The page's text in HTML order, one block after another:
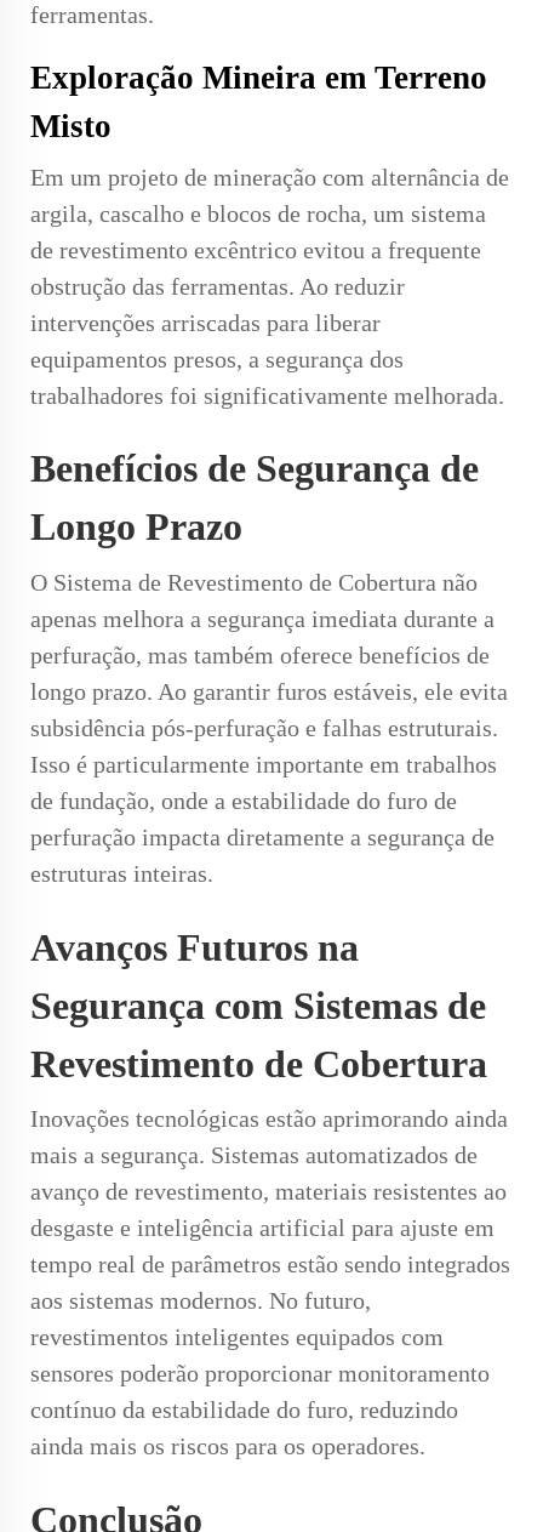
ferramentas.
Exploração Mineira em Terreno
Misto
Em um projeto de mineração com alternância de
argila, cascalho e blocos de rocha, um sistema
de revestimento excêntrico evitou a frequente
obstrução das ferramentas. Ao reduzir
intervenções arriscadas para liberar
equipamentos presos, a segurança dos
trabalhadores foi significativamente melhorada.
Benefícios de Segurança de
Longo Prazo
O Sistema de Revestimento de Cobertura não
apenas melhora a segurança imediata durante a
perfuração, mas também oferece benefícios de
longo prazo. Ao garantir furos estáveis, ele evita
subsidência pós-perfuração e falhas estruturais.
Isso é particularmente importante em trabalhos
de fundação, onde a estabilidade do furo de
perfuração impacta diretamente a segurança de
estruturas inteiras.
Avanços Futuros na
Segurança com Sistemas de
Revestimento de Cobertura
Inovações tecnológicas estão aprimorando ainda
mais a segurança. Sistemas automatizados de
avanço de revestimento, materiais resistentes ao
desgaste e inteligência artificial para ajuste em
tempo real de parâmetros estão sendo integrados
aos sistemas modernos. No futuro,
revestimentos inteligentes equipados com
sensores poderão proporcionar monitoramento
contínuo da estabilidade do furo, reduzindo
ainda mais os riscos para os operadores.
Conclusão